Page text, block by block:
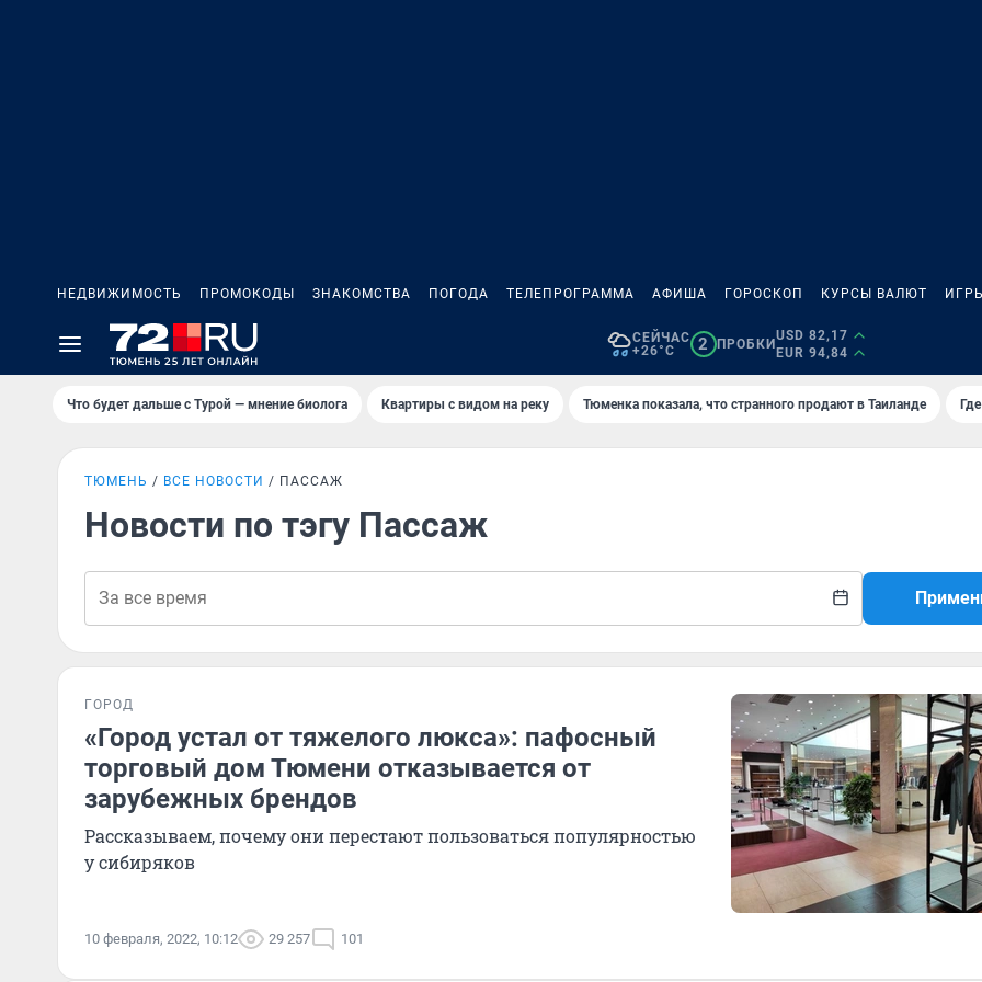
НЕДВИЖИМОСТЬ ПРОМОКОДЫ ЗНАКОМСТВА ПОГОДА ТЕЛЕПРОГРАММА АФИША ГОРОСКОП КУРСЫ ВАЛЮТ
СЕЙЧАС
+26°C
2 ПРОБКИ
USD 82,17
EUR 94,84
Что будет дальше с Турой — мнение биолога Квартиры с видом на реку Тюменка показала, что странного продают в Таиланде
ТЮМЕНЬ ВСЕ НОВОСТИ ПАССАЖ
Новости по тэгу Пассаж
ГОРОД
«Город устал от тяжелого люкса»: пафосный
торговый дом Тюмени отказывается от
зарубежных брендов
Рассказываем, почему они перестают пользоваться популярностью
у сибиряков
10 февраля, 2022, 10:12 29 257 101